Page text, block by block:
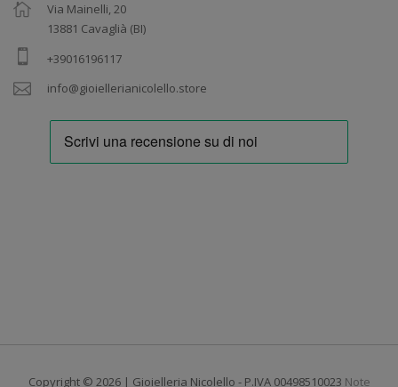
Via Mainelli, 20
13881 Cavaglià (BI)
+39016196117
info@gioiellerianicolello.store
Copyright © 2026 | Gioielleria Nicolello - P.IVA 00498510023 Note